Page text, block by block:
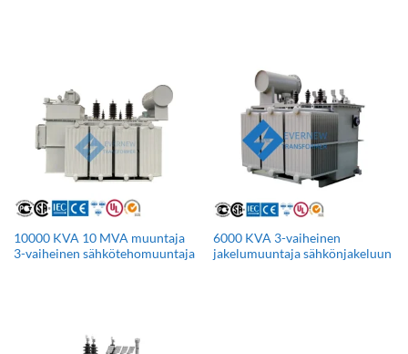
10000 KVA 10 MVA muuntaja
3-vaiheinen sähkötehomuuntaja
6000 KVA 3-vaiheinen
jakelumuuntaja sähkönjakeluun